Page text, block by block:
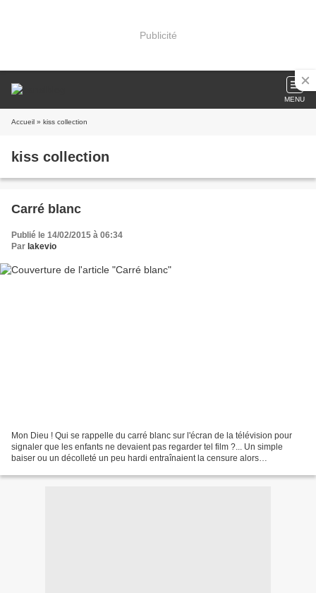
Publicité
MENU
Accueil » kiss collection
kiss collection
Carré blanc
Publié le 14/02/2015 à 06:34
Par lakevio
Mon Dieu ! Qui se rappelle du carré blanc sur l'écran de la télévision pour
signaler que les enfants ne devaient pas regarder tel film ?... Un simple
baiser ou un décolleté un peu hardi entraînaient la censure alors